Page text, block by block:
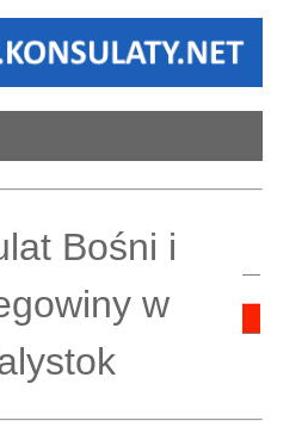
Bośni i
w